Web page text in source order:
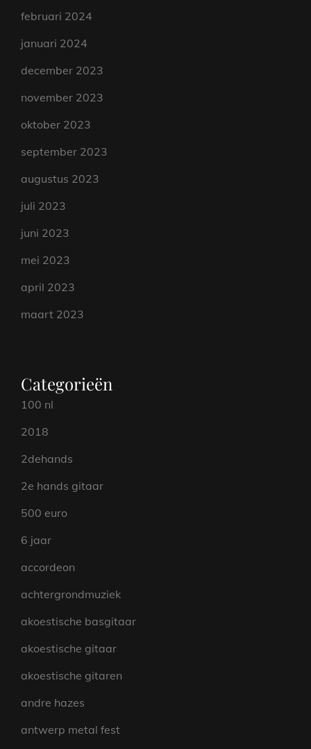
februari 2024
januari 2024
december 2023
november 2023
oktober 2023
september 2023
augustus 2023
juli 2023
juni 2023
mei 2023
april 2023
maart 2023
Categorieën
100 nl
2018
2dehands
2e hands gitaar
500 euro
6 jaar
accordeon
achtergrondmuziek
akoestische basgitaar
akoestische gitaar
akoestische gitaren
andre hazes
antwerp metal fest